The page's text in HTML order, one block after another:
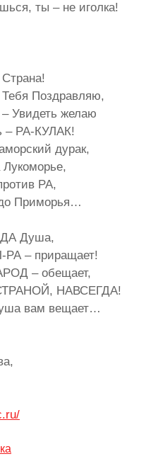
ты – не иголка!
Поздравляю,
Увидеть желаю
– РА-КУЛАК!
дурак,
РА,
Приморья…
Душа,
РА – приращает!
– обещает,
НАВСЕГДА!
вам вещает…